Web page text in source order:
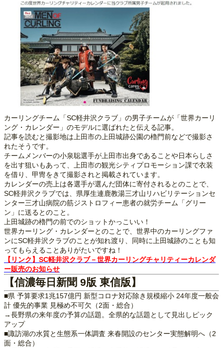
カーリングチーム「SC軽井沢クラブ」の男子チームが「世界カーリ
ング・カレンダー」のモデルに選ばれたと伝える記事。
記事を読むと撮影地は上田市の上田城跡公園の櫓門前などで撮影さ
れたそうです。
チームメンバーの小泉聡選手が上田市出身であることや日本らしさ
を出す狙いもあって、上田市の観光シティプロモーション課で衣装
を借り、甲冑をきて撮影されと掲載されています。
カレンダーの売上は各選手が選んだ団体に寄付されるとのことで、
SC軽井沢クラブでは、県厚生連鹿教湯三才山リハビリテーションセ
ンター三才山病院の筋ジストロフィー患者の就労チーム「グリー
ン」に送るとのこと。
上田城跡の櫓門の前でのショットかっこいい！
世界カーリング・カレンダーとのことで、世界中のカーリングファ
ンにSC軽井沢クラブのことが知れ渡り、同時に上田城跡のことも知
ってもらえることありがたいですね！
【リンク】SC軽井沢クラブ－世界カーリングチャリティーカレンダ
ー販売のお知らせ
【信濃毎日新聞 9版 東信版】
■県 予算要求1兆157億円 新型コロナ対応除き規模縮小 24年度一般会
計 優先的事業 見極め不可欠（2面・総合）
→長野県の来年度の予算の話題。全県的な話題として見出しピック
アップ
■諏訪湖の水質と生態系一体調査 来春開設のセンター実態解明へ（2
面・総合）